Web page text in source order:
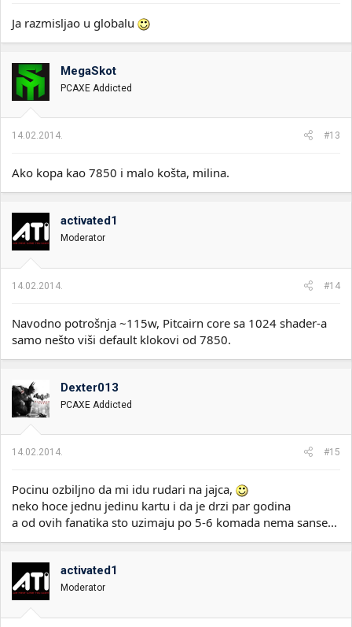
Ja razmisljao u globalu
MegaSkot
PCAXE Addicted
14.02.2014. #13
Ako kopa kao 7850 i malo košta, milina.
activated1
Moderator
14.02.2014. #14
Navodno potrošnja ~115w, Pitcairn core sa 1024 shader-a
samo nešto viši default klokovi od 7850.
Dexter013
PCAXE Addicted
14.02.2014. #15
Pocinu ozbiljno da mi idu rudari na jajca,
neko hoce jednu jedinu kartu i da je drzi par godina
a od ovih fanatika sto uzimaju po 5-6 komada nema sanse...
activated1
Moderator